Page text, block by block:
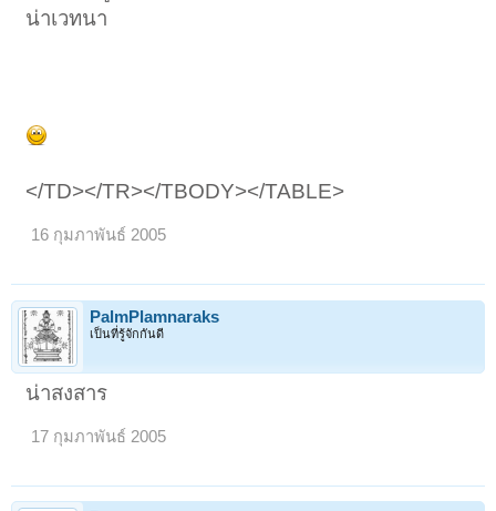
น่าเวทนา
</TD></TR></TBODY></TABLE>
16 กุมภาพันธ์ 2005
PalmPlamnaraks
เป็นที่รู้จักกันดี
น่าสงสาร
17 กุมภาพันธ์ 2005